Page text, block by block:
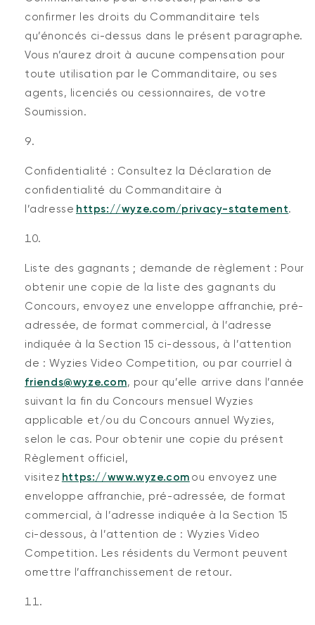
confirmer les droits du Commanditaire tels
qu’énoncés ci-dessus dans le présent paragraphe.
Vous n’aurez droit à aucune compensation pour
toute utilisation par le Commanditaire, ou ses
agents, licenciés ou cessionnaires, de votre
Soumission.
Confidentialité : Consultez la Déclaration de
confidentialité du Commanditaire à
l’adresse https://wyze.com/privacy-statement.
Liste des gagnants ; demande de règlement : Pour
obtenir une copie de la liste des gagnants du
Concours, envoyez une enveloppe affranchie, pré-
adressée, de format commercial, à l’adresse
indiquée à la Section 15 ci-dessous, à l’attention
de : Wyzies Video Competition, ou par courriel à
friends@wyze.com, pour qu’elle arrive dans l’année
suivant la fin du Concours mensuel Wyzies
applicable et/ou du Concours annuel Wyzies,
selon le cas. Pour obtenir une copie du présent
Règlement officiel,
visitez https://www.wyze.com ou envoyez une
enveloppe affranchie, pré-adressée, de format
commercial, à l’adresse indiquée à la Section 15
ci-dessous, à l’attention de : Wyzies Video
Competition. Les résidents du Vermont peuvent
omettre l’affranchissement de retour.